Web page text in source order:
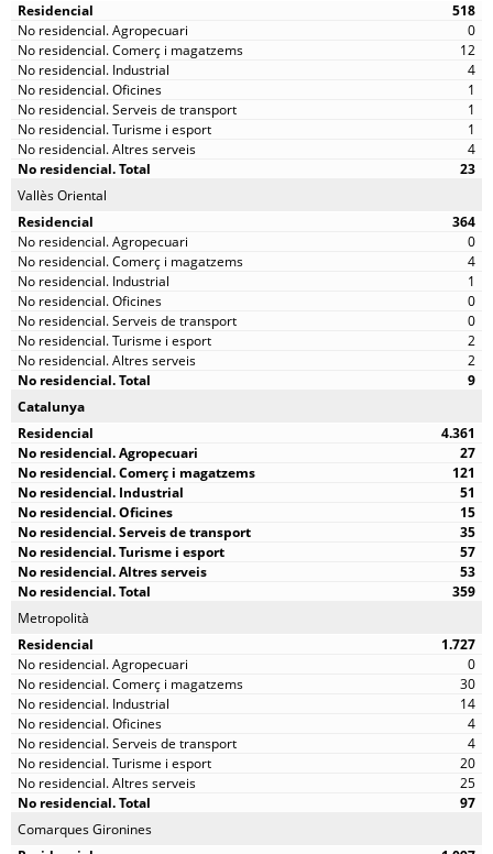
518
0
12
4
1
1
1
4
23
Vallès Oriental
364
0
4
1
0
0
2
2
9
Catalunya
4.361
27
121
51
15
35
57
53
359
Metropolità
1.727
0
30
14
4
4
20
25
97
Comarques Gironines